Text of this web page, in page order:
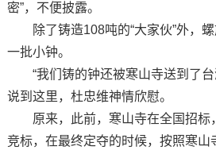
密”，不便披露。
除了铸造108吨的“大家伙”外，螺
一批小钟。
“我们铸的钟还被寒山寺送到了台
说到这里，杜忠维神情欣慰。
原来，此前，寒山寺在全国招标
竞标，在最终定夺的时候，按照寒山